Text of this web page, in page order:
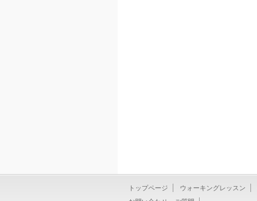
トップページ ウォーキングレッスン